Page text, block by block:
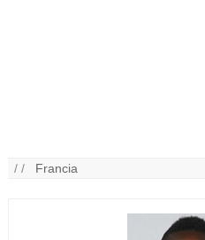
/ / Francia